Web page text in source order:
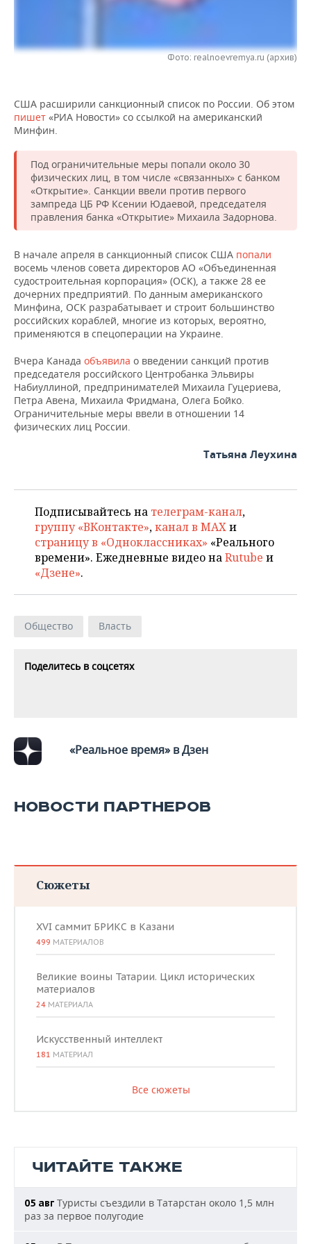
ЭНЕРГЕТИКА
ТЕЛЕКОММУНИКАЦИИ
БИЗНЕС-БРАНЧИ
ONLINE-КОНФЕРЕНЦИИ
ОТКРЫТАЯ ЛЕКЦИЯ
ФУТБОЛ
ХОККЕЙ
БАСКЕТБОЛ
ВОЛЕЙБОЛ
КИБЕРСПОРТ
ФИГУРНОЕ КАТАНИЕ
ВОДНЫЕ ВИДЫ СПОРТА
НОВОСТИ ОБЩЕСТВА
ВЛАСТЬ
ИНФРАСТРУКТУРА
ИСТОРИЯ
КУЛЬТУРА
МЕДИЦИНА
ОБРАЗОВАНИЕ
ФОТОГАЛЕРЕЯ
СЮЖЕТЫ
СПРАВОЧНИК
СПИСОК ПЕРСОН
СПИСОК КОМПАНИЙ
ПОЛНАЯ ВЕРСИЯ
Фото: realnoevremya.ru (архив)
США расширили санкционный список по России. Об этом
пишет «РИА Новости» со ссылкой на американский
Минфин.
Под ограничительные меры попали около 30
физических лиц, в том числе «связанных» с банком
«Открытие». Санкции ввели против первого
зампреда ЦБ РФ Ксении Юдаевой, председателя
правления банка «Открытие» Михаила Задорнова.
В начале апреля в санкционный список США попали
восемь членов совета директоров АО «Объединенная
судостроительная корпорация» (ОСК), а также 28 ее
дочерних предприятий. По данным американского
Минфина, ОСК разрабатывает и строит большинство
российских кораблей, многие из которых, вероятно,
применяются в спецоперации на Украине.
Вчера Канада объявила о введении санкций против
председателя российского Центробанка Эльвиры
Набиуллиной, предпринимателей Михаила Гуцериева,
Петра Авена, Михаила Фридмана, Олега Бойко.
Ограничительные меры ввели в отношении 14
физических лиц России.
Татьяна Леухина
Подписывайтесь на телеграм-канал,
группу «ВКонтакте»,канал в MAXи
страницу в «Одноклассниках» «Реального
времени». Ежедневные видео наRutube и
«Дзене».
Общество Власть
Поделитесь в соцсетях
«Реальное время» в Дзен
НОВОСТИ ПАРТНЕРОВ
Сюжеты
XVI саммит БРИКС в Казани
499 МАТЕРИАЛОВ
Великие воины Татарии. Цикл исторических
материалов
24 МАТЕРИАЛА
Искусственный интеллект
181 МАТЕРИАЛ
Все сюжеты
ЧИТАЙТЕ ТАКЖЕ
05 авг Туристы съездили в Татарстан около 1,5 млн
раз за первое полугодие